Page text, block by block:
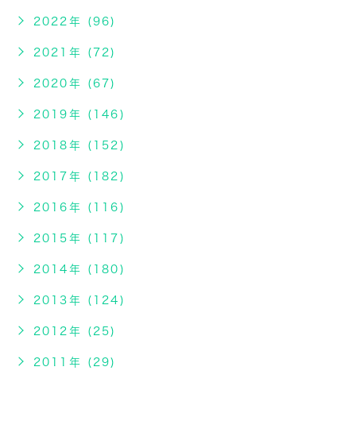
2022年 (96)
2021年 (72)
2020年 (67)
2019年 (146)
2018年 (152)
2017年 (182)
2016年 (116)
2015年 (117)
2014年 (180)
2013年 (124)
2012年 (25)
2011年 (29)